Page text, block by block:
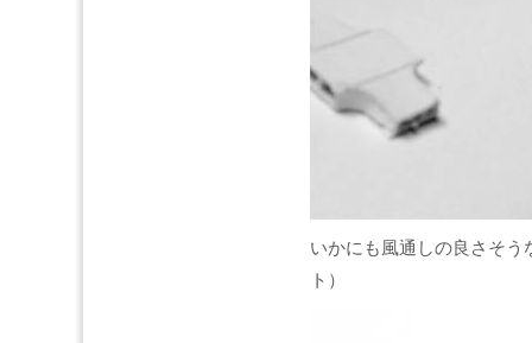
いかにも風通しの良さそ
ト）